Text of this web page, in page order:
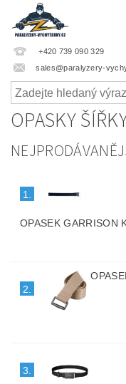
+420 739 090 329
sales@paralyzery-
OPASKY
1.
OPASEK GARRISON
2.
3.